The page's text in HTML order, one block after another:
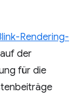
Rendering-
der
für die